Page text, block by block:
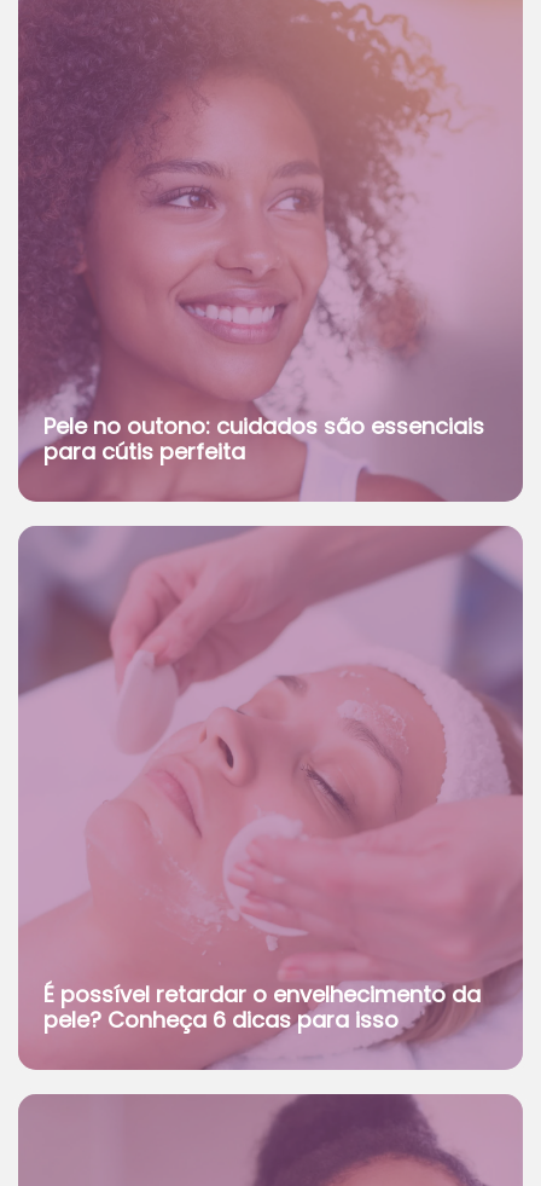
Pele no outono: cuidados são essenciais
para cútis perfeita
É possível retardar o envelhecimento da
pele? Conheça 6 dicas para isso